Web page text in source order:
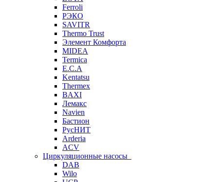
Ferroli
РЭКО
SAVITR
Thermo Trust
Элемент Комфорта
MIDEA
Termica
E.C.A
Kentatsu
Thermex
BAXI
Лемакс
Navien
Бастион
РусНИТ
Arderia
ACV
Циркуляционные насосы
DAB
Wilo